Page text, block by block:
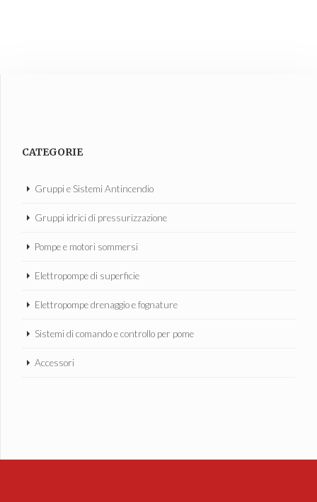
CATEGORIE
Gruppi e Sistemi Antincendio
Gruppi idrici di pressurizzazione
Pompe e motori sommersi
Elettropompe di superficie
Elettropompe drenaggio e fognature
Sistemi di comando e controllo per pome
Accessori